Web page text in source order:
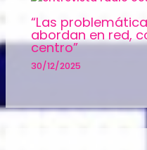
“Las
abordan en red,
centro”
30/12/2025